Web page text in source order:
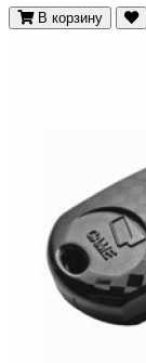
В корзину